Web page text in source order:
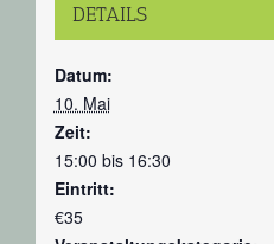
DETAILS
Datum:
10. Mai
Zeit:
15:00 bis 16:30
Eintritt:
€35